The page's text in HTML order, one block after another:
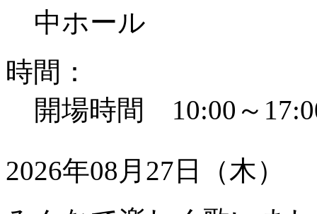
中ホール
時間：
開場時間 10:00～
2026年08月27日（木）